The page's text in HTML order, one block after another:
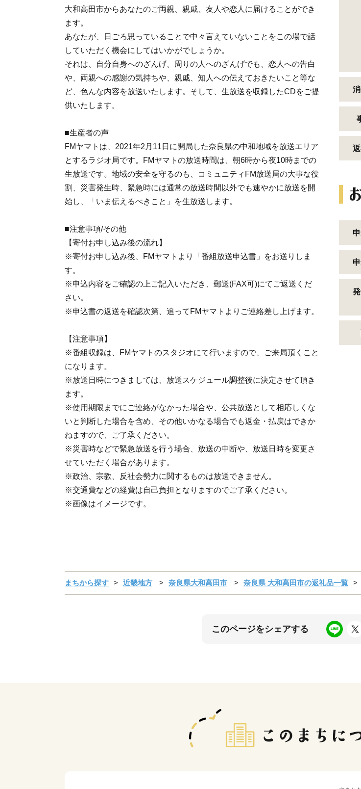
大和高田市からあなたのご両親、親戚、友人や恋人に届けることができ
ます。
あなたが、日ごろ思っていることで中々言えていないことをこの場で話
していただく機会にしてはいかがでしょうか。
それは、自分自身へのざんげ、周りの人へのざんげでも、恋人への告白
や、両親への感謝の気持ちや、親戚、知人への伝えておきたいこと等な
ど、色んな内容を放送いたします。そして、生放送を収録したCDをご提
供いたします。
■生産者の声
FMヤマトは、2021年2月11日に開局した奈良県の中和地域を放送エリア
とするラジオ局です。FMヤマトの放送時間は、朝6時から夜10時までの
生放送です。地域の安全を守るのも、コミュニティFM放送局の大事な役
割、災害発生時、緊急時には通常の放送時間以外でも速やかに放送を開
始し、「いま伝えるべきこと」を生放送します。
■注意事項/その他
【寄付お申し込み後の流れ】
※寄付お申し込み後、FMヤマトより「番組放送申込書」をお送りしま
す。
※申込内容をご確認の上ご記入いただき、郵送(FAX可)にてご返送くだ
さい。
※申込書の返送を確認次第、追ってFMヤマトよりご連絡差し上げます。
【注意事項】
※番組収録は、FMヤマトのスタジオにて行いますので、ご来局頂くこと
になります。
※放送日時につきましては、放送スケジュール調整後に決定させて頂き
ます。
※使用期限までにご連絡がなかった場合や、公共放送として相応しくな
いと判断した場合を含め、その他いかなる場合でも返金・払戻はできか
ねますので、ご了承ください。
※災害時などで緊急放送を行う場合、放送の中断や、放送日時を変更さ
せていただく場合があります。
※政治、宗教、反社会勢力に関するものは放送できません。
※交通費などの経費は自己負担となりますのでご了承ください。
※画像はイメージです。
まちから探す 近畿地方 奈良県大和高田市 奈良県 大和高田市の返礼品一覧
このページをシェアする